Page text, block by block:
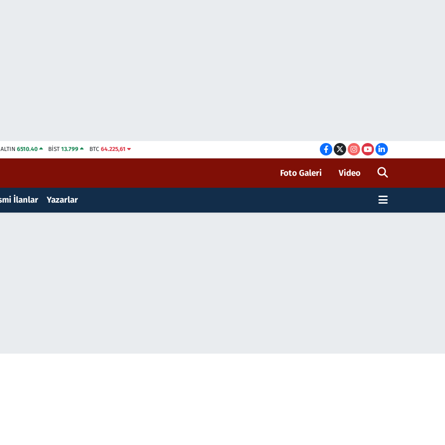
ALTIN 6510.40 BİST13.799 BTC 64.225,61
Foto Galeri Video
İlanlar Yazarlar